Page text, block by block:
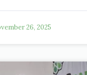
26, 2025